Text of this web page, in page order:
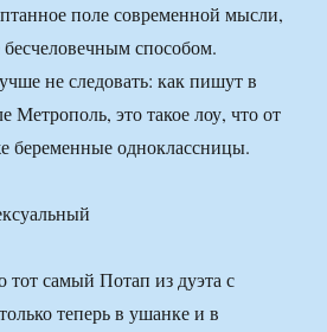
поле современной мысли,
способом.
не следовать: как пишут в
Метрополь, это такое лоу, что от
беременные одноклассницы.
самый Потап из дуэта с
теперь в ушанке и в